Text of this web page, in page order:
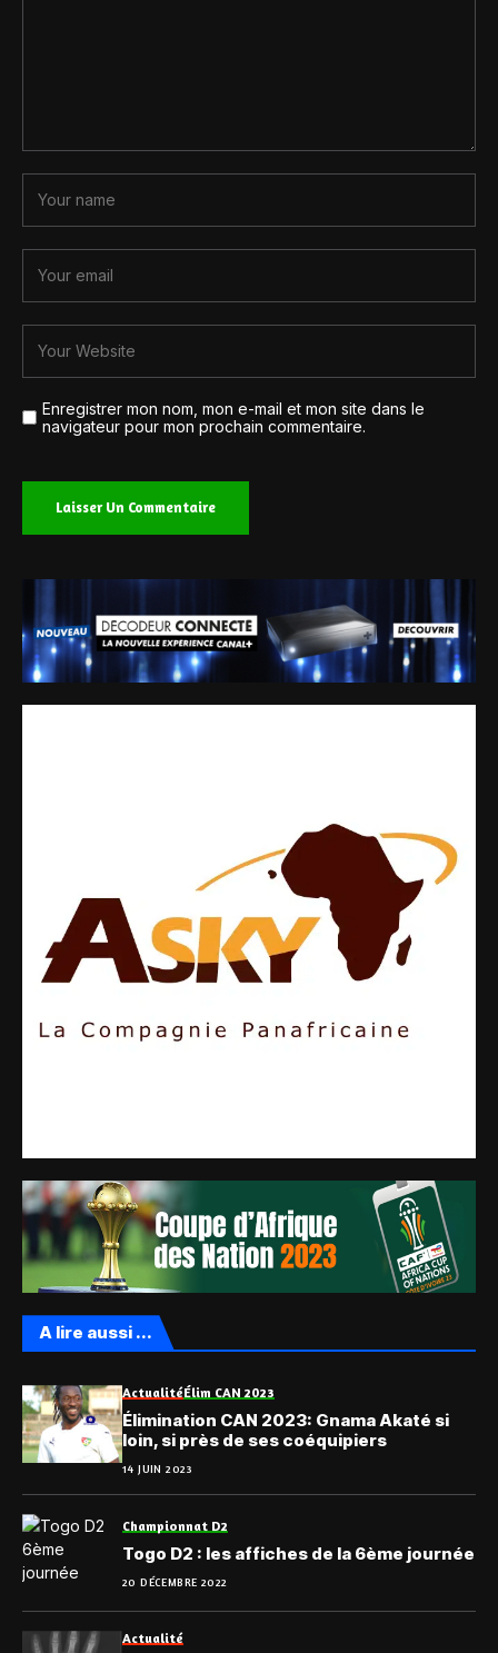
Enregistrer mon nom, mon e-mail et mon site dans le
navigateur pour mon prochain commentaire.
A lire aussi ...
ActualitéÉlim CAN 2023
Élimination CAN 2023: Gnama Akaté si
loin, si près de ses coéquipiers
14 JUIN 2023
Championnat D2
Togo D2 : les affiches de la 6ème journée
20 DÉCEMBRE 2022
Actualité